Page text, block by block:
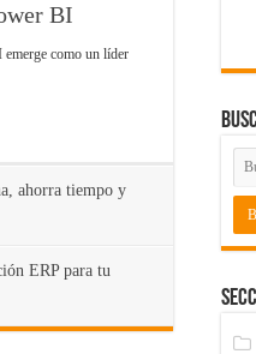
BI
como un líder
ahorra tiempo y
ERP para tu